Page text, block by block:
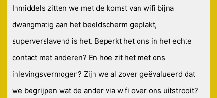
Inmiddels zitten we met de komst van wifi bijna
dwangmatig aan het beeldscherm geplakt,
superverslavend is het. Beperkt het ons in het echte
contact met anderen? En hoe zit het met ons
inlevingsvermogen? Zijn we al zover geëvalueerd dat
we begrijpen wat de ander via wifi over ons uitstrooit?